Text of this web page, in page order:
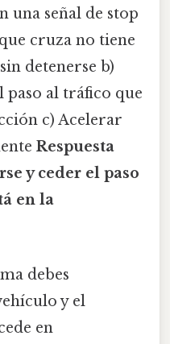
una señal de stop
cruza no tiene
detenerse b)
paso al tráfico que
c) Acelerar
Respuesta
y ceder el paso
en la
debes
y el
en